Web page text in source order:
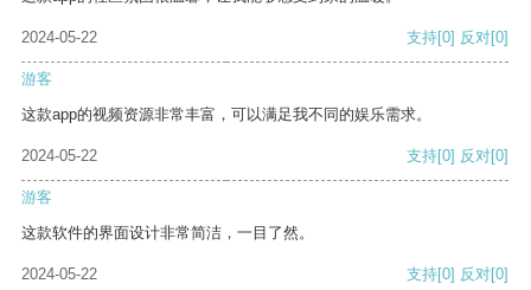
2024-05-22 支持[0] 反对[0]
游客
这款app的视频资源非常丰富，可以满足我不同的娱乐需求。
2024-05-22 支持[0] 反对[0]
游客
这款软件的界面设计非常简洁，一目了然。
2024-05-22 支持[0] 反对[0]